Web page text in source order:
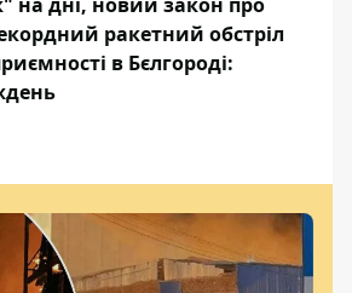
ракетний обстріл
в Бєлгороді: